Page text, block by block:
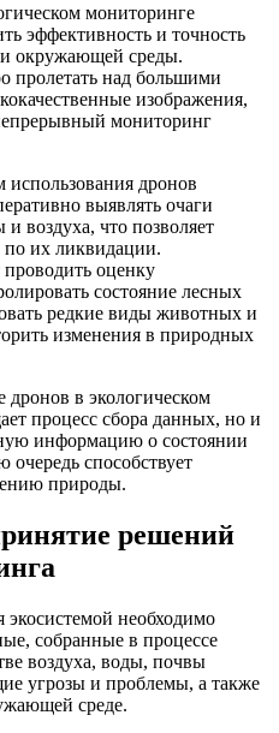
мониторинге
эффективность и точность
окружающей среды.
пролетать над большими
изображения,
мониторинг
дронов
выявлять очаги
воздуха, что позволяет
их ликвидации.
оценку
состояние лесных
редкие виды животных и
изменения в природных
дронов в экологическом
процесс сбора данных, но и
информацию о состоянии
способствует
природы.
решений
необходимо
собранные в процессе
воздуха, воды, почвы
угрозы и проблемы, а также
среде.